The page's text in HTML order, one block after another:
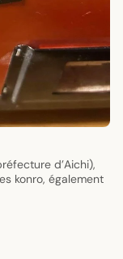
d’Aichi),
konro, également